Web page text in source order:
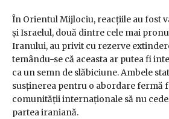
În Orientul Mijlociu, reacțiile au fost
și Israelul, două dintre cele mai
Iranului, au privit cu rezerve
temându-se că aceasta ar putea fi
ca un semn de slăbiciune. Ambele
susținerea pentru o abordare fermă
comunității internaționale să nu
partea iraniană.